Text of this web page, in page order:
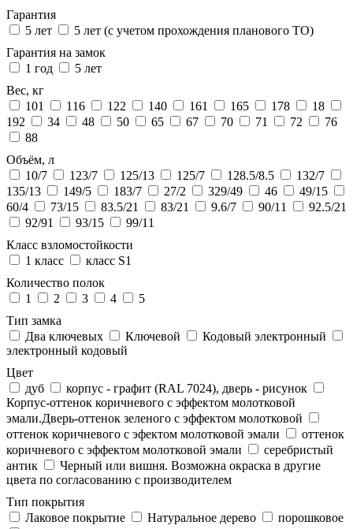
Гарантия
5 лет
5 лет (с учетом прохождения планового ТО)
Гарантия на замок
1 год
5 лет
Вес, кг
101
116 122 140 161 165 178
18
192
34 48 50 65 67 70 71 72
76
88
Объём, л
10/7
123/7 125/13 125/7 128.5/8.5
132/7
135/13
149/5 183/7 27/2 329/49 46
49/15
60/4
73/15 83.5/21 83/21 9.6/7 90/11
92.5/21
92/91
93/15
99/11
Класс взломостойкости
1 класс
класс S1
Количество полок
1
2 3 4
5
Тип замка
Два ключевых
Ключевой
Кодовый электронный
электронный кодовый
Цвет
дуб
корпус - графит (RAL 7024), дверь - рисунок
Корпус-оттенок коричневого с эффектом молотковой
эмали.Дверь-оттенок зеленого с эффектом молотковой
оттенок коричневого с эфектом молотковой эмали
оттенок
коричневого с эффектом молотковой эмали
серебристый
антик
Черный или вишня. Возможна окраска в другие
цвета по согласованию с производителем
Тип покрытия
Лаковое покрытие
Натуральное дерево
порошковое